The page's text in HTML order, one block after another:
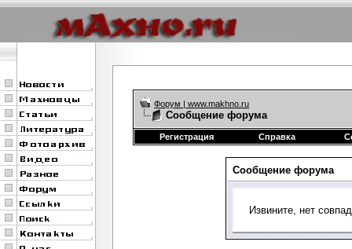
Форум | www.makhno.ru
Сообщение форума
Регистрация Справка
Сообщение форума
Извините, нет